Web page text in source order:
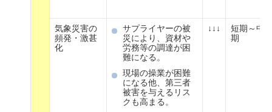
気象災害の
頻発・激甚
化
サプライヤーの被
災により、資材や
労務等の調達が困
難になる。
現場の操業が困難
になる他、第三者
被害を与えるリス
クも高まる。
↓↓↓
短期～中
期